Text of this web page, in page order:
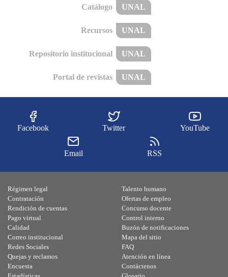
Catálogo UNAL
Recursos UNAL
Repositorio institucional UNAL
Portal de revistas UNAL
Facebook Twitter YouTube
Email RSS
Régimen legal
Contratación
Rendición de cuentas
Pago virtual
Calidad
Talento humano
Ofertas de empleo
Concurso docente
Control interno
Buzón de notificaciones
Correo institucional
Redes Sociales
Quejas y reclamos
Encuesta
Mapa del sitio
FAQ
Atención en línea
Contáctenos